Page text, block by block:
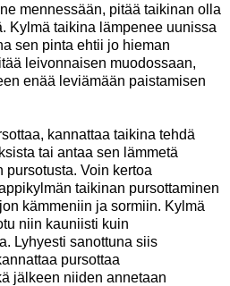
mennessään, pitää taikinan olla
Kylmä taikina lämpenee uunissa
sen pinta ehtii jo hieman
leivonnaisen muodossaan,
enää leviämään paistamisen
kannattaa taikina tehdä
tai antaa sen lämmetä
pursotusta. Voin kertoa
taikinan pursottaminen
kämmeniin ja sormiin. Kylmä
niin kauniisti kuin
Lyhyesti sanottuna siis
pursottaa
jälkeen niiden annetaan